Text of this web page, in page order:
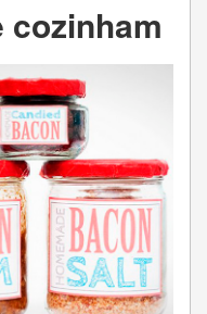
cozinham